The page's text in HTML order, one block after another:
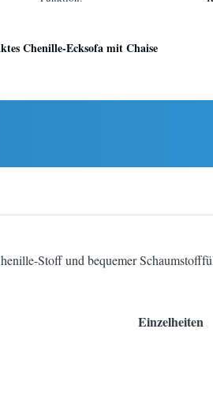
Chenille-Ecksofa mit Chaise
Stoff und bequemer
Einzelheiten